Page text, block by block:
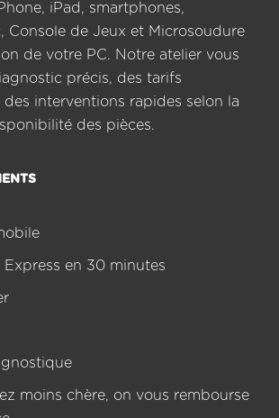
iPad, smartphones,
Console de Jeux et Microsoudure
de votre PC. Notre atelier vous
précis, des tarifs
interventions rapides selon la
des pièces.
Express en 30 minutes
moins chère, on vous rembourse